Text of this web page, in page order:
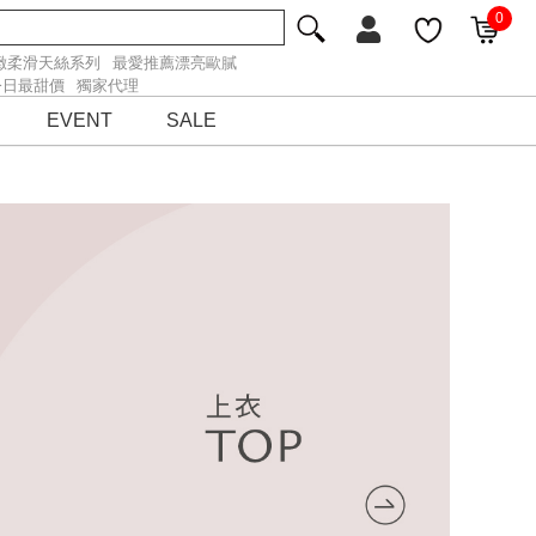
0
EVENT SALE
柔滑天絲系列
最愛推薦漂亮歐膩
最甜價
獨家代理